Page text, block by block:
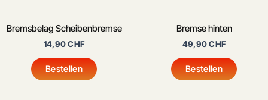
Bremsbelag Scheibenbremse
14,90CHF
Bestellen
Bremse hinten
49,90CHF
Bestellen